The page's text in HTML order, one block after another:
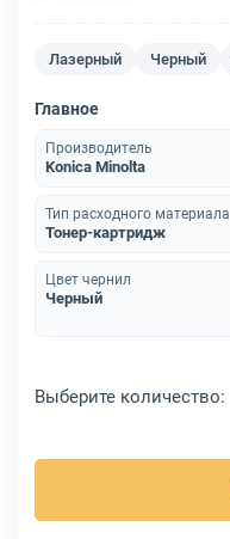
Лазерный Черный
Главное
Производитель
Konica Minolta
Тип расходного материала
Тонер-картридж
Цвет чернил
Черный
Выберите количество: